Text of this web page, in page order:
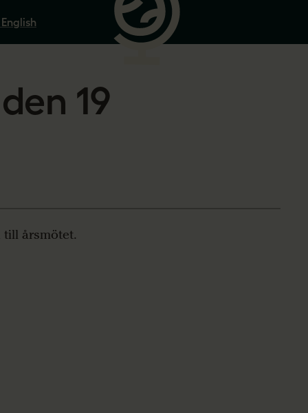
19
årsmötet.